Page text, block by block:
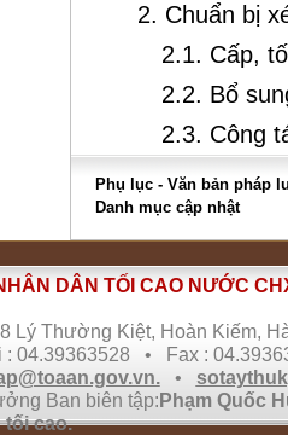
2. Chuẩn bị
2.1. Cấp,
2.2. Bổ
2.3. Công
Phụ lục - Văn bản pháp
Danh mục cập nhật
DÂN TỐI CAO NƯỚC
Lý Thường Kiệt, Hoàn Kiếm,
: 04.39363528 • Fax :
•
Ban biên tập:Phạm Quốc
tối cao.